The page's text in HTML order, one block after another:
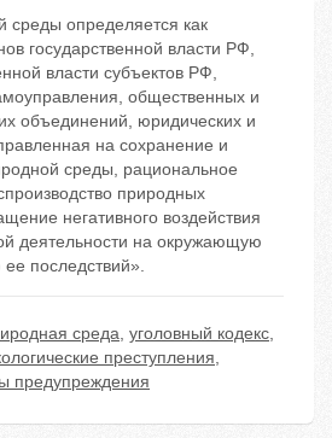
определяется как
государственной власти РФ,
власти субъектов РФ,
общественных и
объединений, юридических и
на сохранение и
среды, рациональное
природных
негативного воздействия
деятельности на окружающую
последствий».
среда, уголовный кодекс,
преступления,
предупреждения